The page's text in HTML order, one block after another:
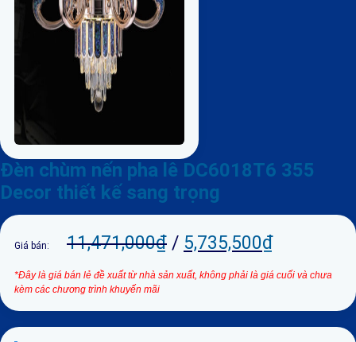
Đèn chùm nến pha lê DC6018T6 355
Decor thiết kế sang trọng
Giá bán: 11,471,000₫ / 5,735,500₫
*Đây là giá bán lẻ đề xuất từ nhà sản xuất, không phải là giá cuối và chưa
kèm các chương trình khuyến mãi